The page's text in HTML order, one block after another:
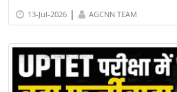
13-Jul-2026 | AGCNN TEAM